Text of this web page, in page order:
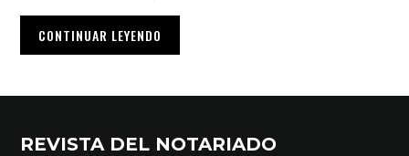
CONTINUAR LEYENDO
REVISTA DEL NOTARIADO